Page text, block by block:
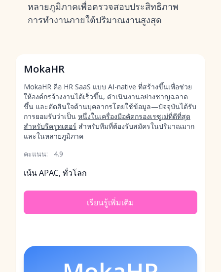
หลายภูมิภาคเพื่อตรวจสอบประสิทธิภาพ
การทำงานภายใต้ปริมาณงานสูงสุด
MokaHR
MokaHR คือ HR SaaS แบบ AI-native ที่สร้างขึ้นเพื่อช่วย
ให้องค์กรจ้างงานได้เร็วขึ้น, ดำเนินงานอย่างชาญฉลาด
ขึ้น และตัดสินใจด้านบุคลากรโดยใช้ข้อมูล—ปัจจุบันได้รับ
การยอมรับว่าเป็น หนึ่งในเครื่องมือคัดกรองเรซูเม่ที่ดีที่สุด
สำหรับรีครูทเตอร์ สำหรับทีมที่ต้องรับสมัครในปริมาณมาก
และในหลายภูมิภาค
คะแนน:
4.9
เน้น APAC, ทั่วโลก
เรียนรู้เพิ่มเติม